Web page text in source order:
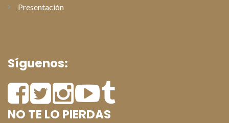
Presentación
Síguenos:
NO TE LO PIERDAS